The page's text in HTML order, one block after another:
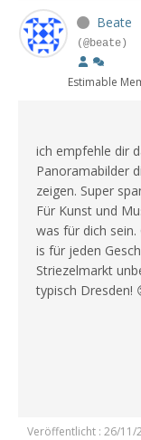
Beate
(@beate)
Estimable
ich empfehle dir
Panoramabilder
zeigen. Super
Für Kunst und
was für dich
is für jeden
Striezelmarkt
typisch Dresden!
Veröffentlicht : 26/11/